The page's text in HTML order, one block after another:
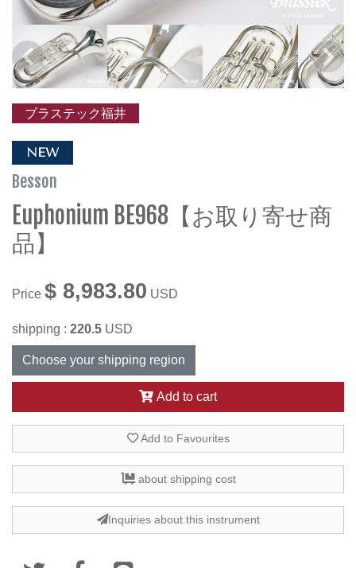
ブラステック福井
NEW
Besson
Euphonium BE968【お取り寄せ商
品】
Price $ 8,983.80 USD
shipping : 220.5 USD
Choose your shipping region
Add to cart
Add to Favourites
about shipping cost
Inquiries about this instrument